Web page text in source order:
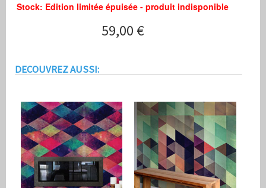
Stock: Edition limitée épuisée - produit indisponible
59,00 €
DECOUVREZ AUSSI: